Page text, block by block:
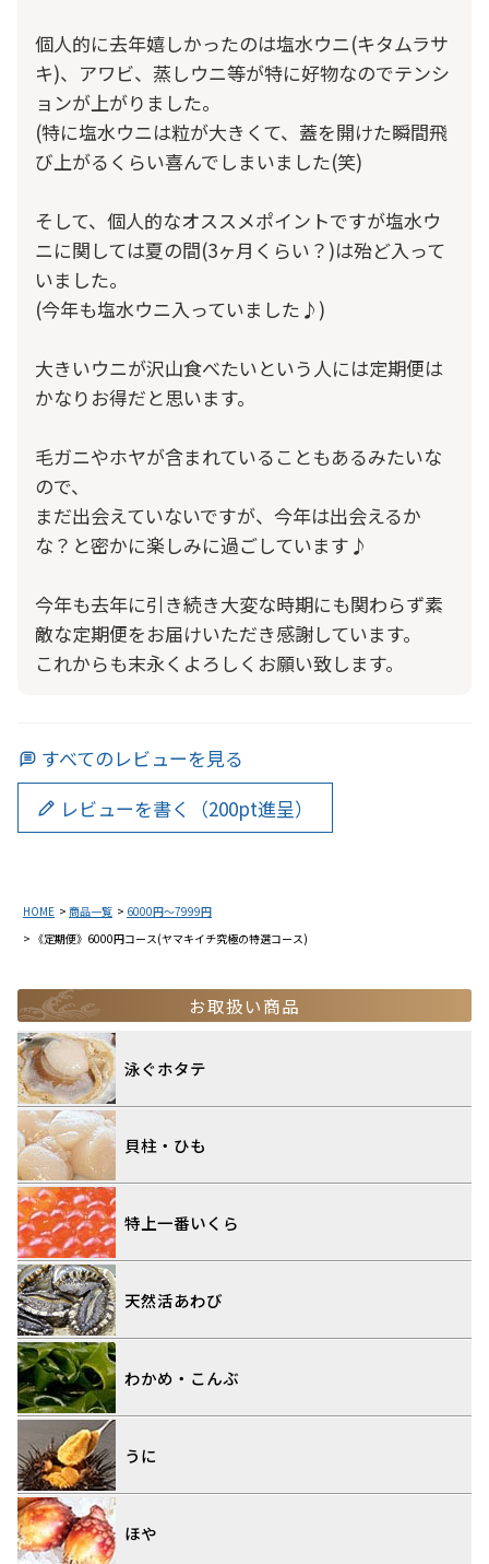
個人的に去年嬉しかったのは塩水ウニ(キタムラサ
キ)、アワビ、蒸しウニ等が特に好物なのでテンシ
ョンが上がりました。
(特に塩水ウニは粒が大きくて、蓋を開けた瞬間飛
び上がるくらい喜んでしまいました(笑)
そして、個人的なオススメポイントですが塩水ウ
ニに関しては夏の間(3ヶ月くらい？)は殆ど入って
いました。
(今年も塩水ウニ入っていました♪)
大きいウニが沢山食べたいという人には定期便は
かなりお得だと思います。
毛ガニやホヤが含まれていることもあるみたいな
ので、
まだ出会えていないですが、今年は出会えるか
な？と密かに楽しみに過ごしています♪
今年も去年に引き続き大変な時期にも関わらず素
敵な定期便をお届けいただき感謝しています。
これからも末永くよろしくお願い致します。
すべてのレビューを見る
レビューを書く（200pt進呈）
HOME 商品一覧
6000円～7999円
《定期便》6000円コース(ヤマキイチ究極の特選コース)
お取扱い商品
泳ぐホタテ
貝柱・ひも
特上一番いくら
天然活あわび
わかめ・こんぶ
うに
ほや